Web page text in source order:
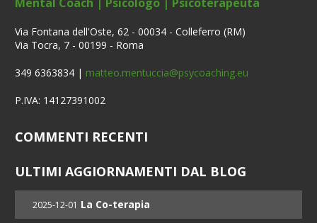
Via Fontana dell'Oste, 62 - 00034 - Colleferro (RM)
Via Tocra, 7 - 00199 - Roma
349 6363834 | matteo.mentuccia@psycoaching.eu
P.IVA: 14127391002
COMMENTI RECENTI
ULTIMI AGGIORNAMENTI DAL BLOG
2025-12-01 La Co-terapia